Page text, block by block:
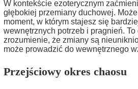
W kontekście ezoterycznym
głębokiej przemiany duchowej.
moment, w którym stajesz się
wewnętrznych potrzeb i pragnień.
zrozumienie, że zmiany są
może prowadzić do wewnętrznego
Przejściowy okres chaosu